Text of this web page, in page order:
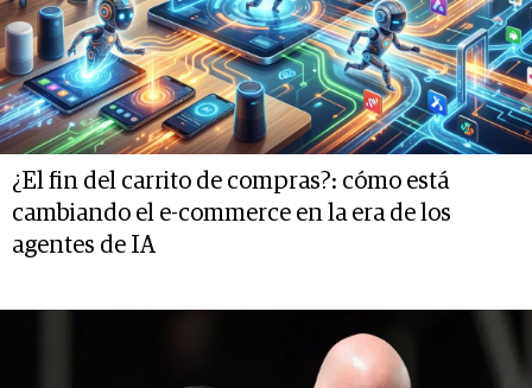
¿El fin del carrito de compras?: cómo está
cambiando el e-commerce en la era de los
agentes de IA